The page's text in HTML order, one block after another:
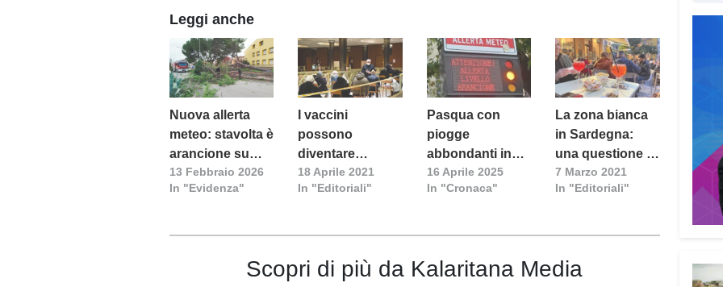
Leggi anche
Nuova allerta
meteo: stavolta è
arancione su
buona parte
dell’Isola
13 Febbraio 2026
In "Evidenza"
I vaccini
possono
diventare
occasione di
solidarietà
18 Aprile 2021
In "Editoriali"
Pasqua con
piogge
abbondanti in
Sardegna: scatta
l’allerta
16 Aprile 2025
In "Cronaca"
La zona bianca
in Sardegna:
una questione di
fiducia
7 Marzo 2021
In "Editoriali"
Scopri di più da Kalaritana Media
da